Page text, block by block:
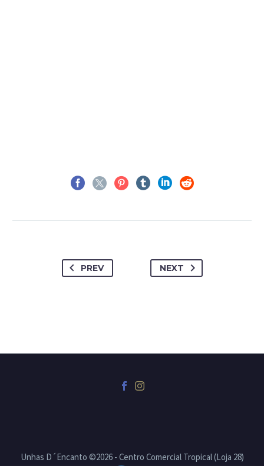
PREV NEXT
Unhas D´Encanto ©2026 - Centro Comercial Tropical (Loja 28)